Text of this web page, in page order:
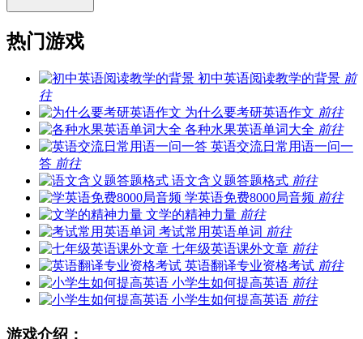
热门游戏
初中英语阅读教学的背景 前
往
为什么要考研英语作文 前往
各种水果英语单词大全 前往
英语交流日常用语一问一
答 前往
语文含义题答题格式 前往
学英语免费8000局音频 前往
文学的精神力量 前往
考试常用英语单词 前往
七年级英语课外文章 前往
英语翻译专业资格考试 前往
小学生如何提高英语 前往
小学生如何提高英语 前往
游戏介绍：